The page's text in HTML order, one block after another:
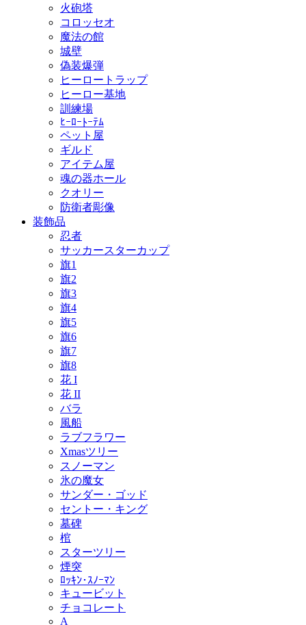
火砲塔
コロッセオ
魔法の館
城壁
偽装爆弾
ヒーロートラップ
ヒーロー基地
訓練場
ﾋｰﾛｰﾄｰﾃﾑ
ペット屋
ギルド
アイテム屋
魂の器ホール
クオリー
防衛者彫像
装飾品
忍者
サッカースターカップ
旗1
旗2
旗3
旗4
旗5
旗6
旗7
旗8
花 I
花 II
バラ
風船
ラブフラワー
Xmasツリー
スノーマン
氷の魔女
サンダー・ゴッド
セントー・キング
墓碑
棺
スターツリー
煙突
ﾛｯｷﾝ･ｽﾉｰﾏﾝ
キュービット
チョコレート
A